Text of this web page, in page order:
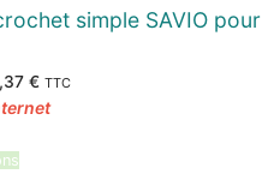
simple SAVIO pour
€Plage
prix :
TTC